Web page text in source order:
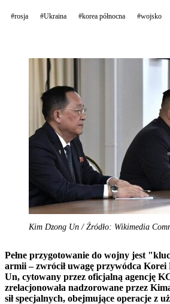
#rosja #Ukraina #korea północna #wojsko
Kim Dzong Un / Źródło: Wikimedia
Pełne przygotowanie do wojny jest
armii – zwrócił uwagę przywódca Korei
Un, cytowany przez oficjalną agencję
zrelacjonowała nadzorowane przez
sił specjalnych, obejmujące operacje z